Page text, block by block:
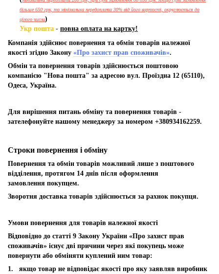
більше 650 грн, то мінімальна передоплата 30% від його вартості, округлюється до
цілого числа)
Укр пошта - повна оплата на картку!
Компанія здійснює повернення та обмін товарів належної
якості згідно Закону «Про захист прав споживачів».
Обмін та повернення товарів здійснюється поштовою
компанією "Нова пошта" за адресою вул. Проїздна 12 (65110),
Одеса, Україна.
Для вирішення питань обміну та повернення товарів -
зателефонуйте нашому менеджеру за номером +380934162259.
Строки повернення і обміну
Повернення та обмін товарів можливий лише з поштового
відділення, протягом 14 днів після оформлення
замовлення покупцем.
Зворотня доставка товарів здійснюється за рахнок покупця.
Умови повернення для товарів належної якості
Відповідно до статті 9 Закону України «Про захист прав
споживачів» існує дві причини через які покупець може
повернути або обміняти куплений ним товар:
1. якщо товар не відповідає якості про яку заявляв виробник